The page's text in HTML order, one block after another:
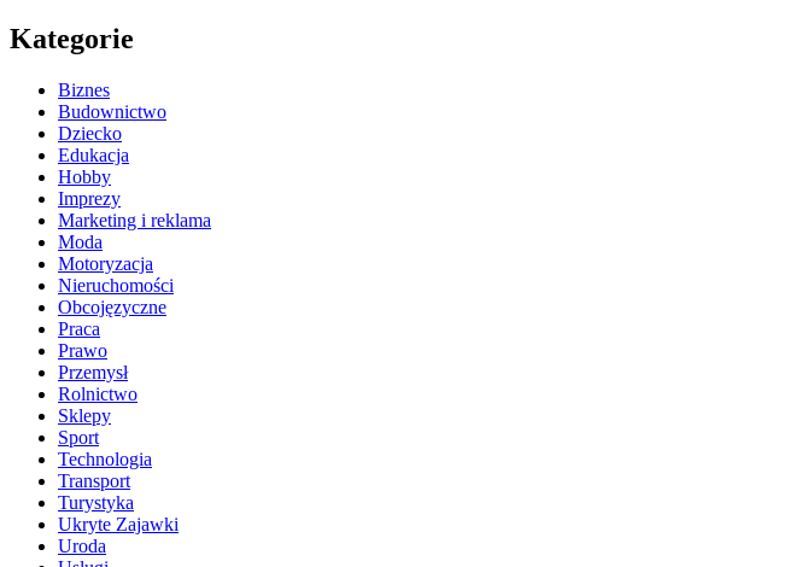
Kategorie
Biznes
Budownictwo
Dziecko
Edukacja
Hobby
Imprezy
Marketing i reklama
Moda
Motoryzacja
Nieruchomości
Obcojęzyczne
Praca
Prawo
Przemysł
Rolnictwo
Sklepy
Sport
Technologia
Transport
Turystyka
Ukryte Zajawki
Uroda